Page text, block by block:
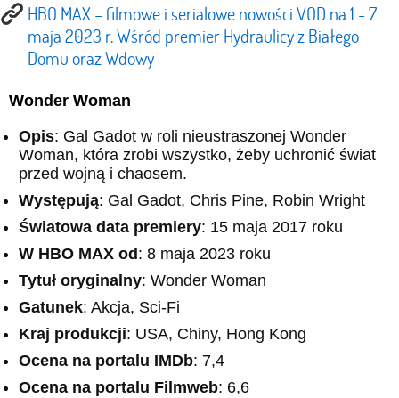
HBO MAX – filmowe i serialowe nowości VOD na 1 - 7
maja 2023 r. Wśród premier Hydraulicy z Białego
Domu oraz Wdowy
Wonder Woman
Opis: Gal Gadot w roli nieustraszonej Wonder
Woman, która zrobi wszystko, żeby uchronić świat
przed wojną i chaosem.
Występują: Gal Gadot, Chris Pine, Robin Wright
Światowa data premiery: 15 maja 2017 roku
W HBO MAX od : 8 maja 2023 roku
Tytuł oryginalny: Wonder Woman
Gatunek: Akcja, Sci-Fi
Kraj produkcji: USA, Chiny, Hong Kong
Ocena na portalu IMDb: 7,4
Ocena na portalu Filmweb: 6,6